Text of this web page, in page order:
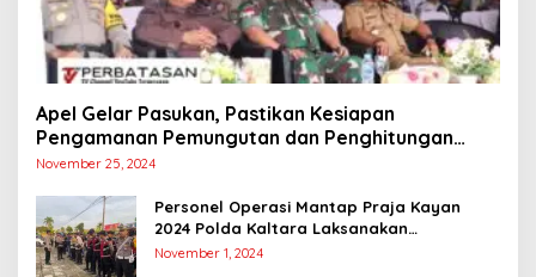
Apel Gelar Pasukan, Pastikan Kesiapan
Pengamanan Pemungutan dan Penghitungan
Suara
November 25, 2024
Personel Operasi Mantap Praja Kayan
2024 Polda Kaltara Laksanakan
Pengamanan Simulasi Pemungutan dan
November 1, 2024